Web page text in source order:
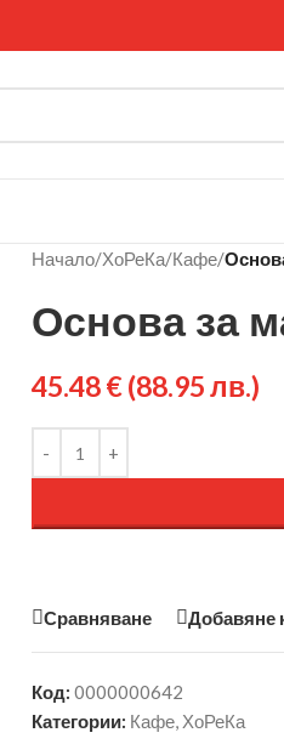
Начало/ХоРеКа/Кафе/
Основа за
45.48€(88.95 лв.)
Сравняване Добавяне
Код: 0000000642
Категории: Кафе, ХоРеКа